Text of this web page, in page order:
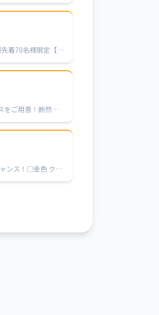
着70名様限定【抽
をご用意！断然！
ンス！□金色 クオ